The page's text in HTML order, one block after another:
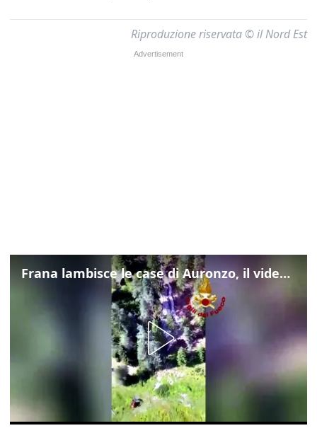
Riproduzione riservata © il Nord Est
Frana lambisce le case di Auronzo, il video dall'elicottero dei vigili del fuoco